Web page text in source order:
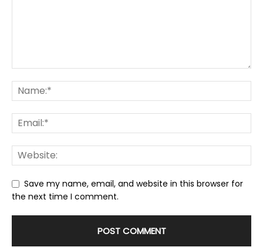
Save my name, email, and website in this browser for
the next time I comment.